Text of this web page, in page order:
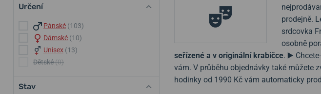
prodejně.
srdcovka
osobně
seřízené a v originální krabičce. ▶️
vám. V průběhu objednávky také můžete
hodinky od 1990 Kč vám automaticky
Určení
Pánské (103)
Dámské (10)
Unisex (13)
Dětské(0)
Stav